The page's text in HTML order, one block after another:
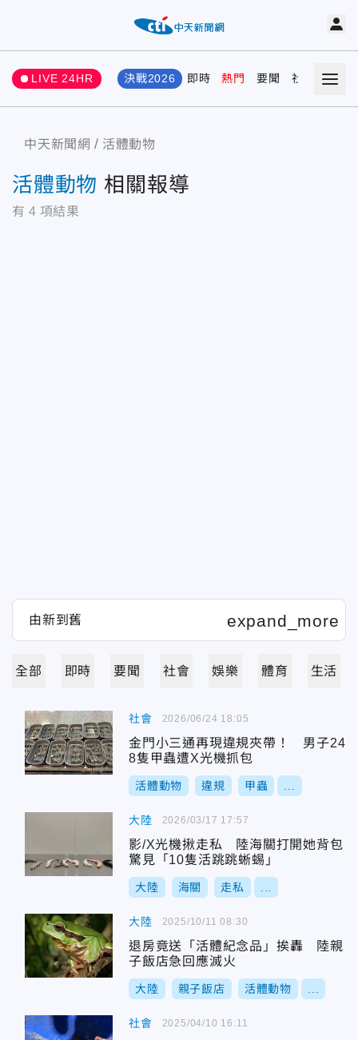
LIVE 24HR 決戰2026 即時 熱門 要聞 社會 娛樂
中天新聞網 活體動物
活體動物 相關報導
有 4 項結果
全部 即時 要聞 社會 娛樂 體育 生活
社會
金門小三通再現違規夾帶！ 男子24
8隻甲蟲遭X光機抓包
活體動物 違規 甲蟲
2026/06/24 18:05
大陸
影/X光機揪走私 陸海關打開她背包
驚見「10隻活跳跳蜥蜴」
大陸 海關 走私
2026/03/17 17:57
大陸
退房竟送「活體紀念品」挨轟 陸親
子飯店急回應滅火
大陸 親子飯店 活體動物
2025/10/11 08:30
社會 2025/04/10 16:11